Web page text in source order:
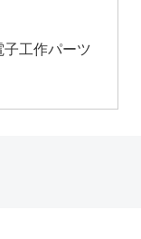
工作パーツ